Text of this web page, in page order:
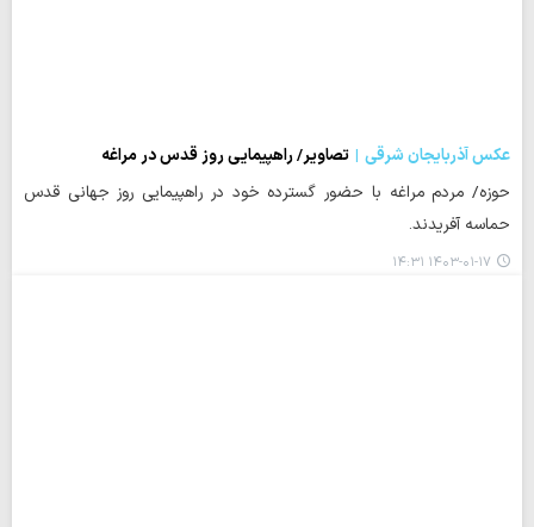
عکس آذربایجان شرقی
تصاویر/ راهپیمایی روز قدس در مراغه
حوزه/ مردم مراغه با حضور گسترده خود در راهپیمایی روز جهانی قدس
حماسه آفریدند.
۱۴۰۳-۰۱-۱۷ ۱۴:۳۱